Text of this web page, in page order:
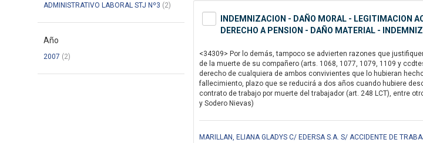
ADMINISTRATIVO LABORAL STJ Nº3 (2)
Año
2007 (2)
INDEMNIZACION - DAÑO MORAL - LEGITIMACION
DERECHO A PENSION - DAÑO MATERIAL -
<34309> Por lo demás, tampoco se advierten razones que
de la muerte de su compañero (arts. 1068, 1077, 1079, 1109 y
derecho de cualquiera de ambos convivientes que lo hubieran
fallecimiento, plazo que se reducirá a dos años cuando hubiere
contrato de trabajo por muerte del trabajador (art. 248 LCT), entre
y Sodero Nievas)
MARILLAN, ELIANA GLADYS C/ EDERSA S.A. S/ ACCIDENTE DE